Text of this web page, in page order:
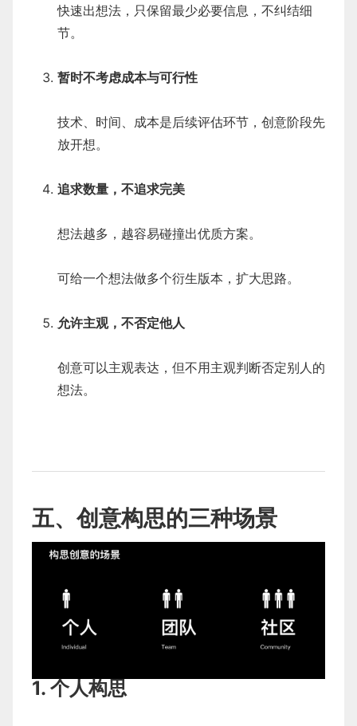
快速出想法，只保留最少必要信息，不纠结细
节。
暂时不考虑成本与可行性
技术、时间、成本是后续评估环节，创意阶段先
放开想。
追求数量，不追求完美
想法越多，越容易碰撞出优质方案。
可给一个想法做多个衍生版本，扩大思路。
允许主观，不否定他人
创意可以主观表达，但不用主观判断否定别人的
想法。
五、创意构思的三种场景
1. 个人构思